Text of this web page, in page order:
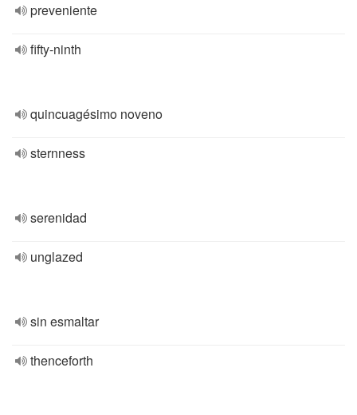
preveniente
fifty-ninth
quincuagésimo noveno
sternness
serenidad
unglazed
sin esmaltar
thenceforth